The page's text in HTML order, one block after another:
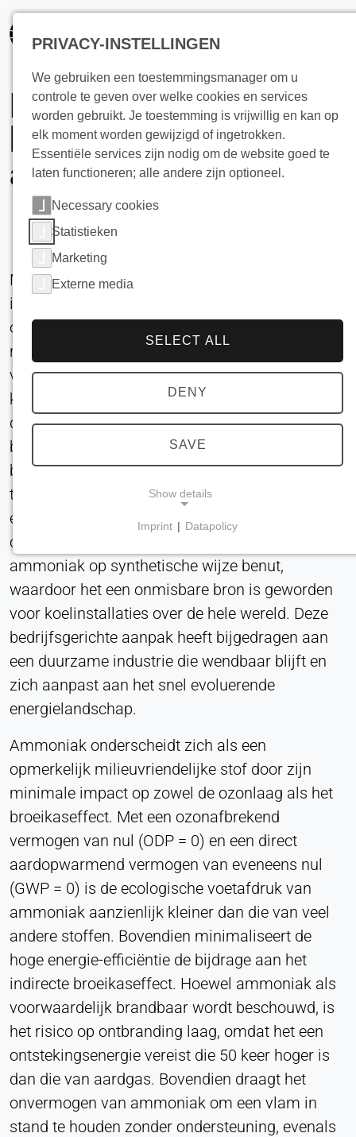
Natuurlijk
koelmiddel
ammoniak
Meer dan een eeuw van innovatie binnen de
industriële koeltechnologie heeft geleid tot het
overheersende gebruik van ammoniak als
natuurlijk koudemiddel, waardoor het een
vertrouwde en betrouwbare keuze is. Dit
kleurloze gas, dat de koelaanduiding R717
draagt, heeft een sterk prikkelende geur en
beschikt over unieke eigenschappen die worden
bereikt door subtiele veranderingen in de
thermische energie. Door gebruik te maken van
een proces van vloeibaar maken door druk uit te
oefenen, zijn de efficiëntie en effectiviteit van
ammoniak op synthetische wijze benut,
waardoor het een onmisbare bron is geworden
voor koelinstallaties over de hele wereld. Deze
bedrijfsgerichte aanpak heeft bijgedragen aan
een duurzame industrie die wendbaar blijft en
zich aanpast aan het snel evoluerende
energielandschap.
Ammoniak onderscheidt zich als een
opmerkelijk milieuvriendelijke stof door zijn
minimale impact op zowel de ozonlaag als het
broeikaseffect. Met een ozonafbrekend
vermogen van nul (ODP = 0) en een direct
aardopwarmend vermogen van eveneens nul
(GWP = 0) is de ecologische voetafdruk van
ammoniak aanzienlijk kleiner dan die van veel
andere stoffen. Bovendien minimaliseert de
hoge energie-efficiëntie de bijdrage aan het
indirecte broeikaseffect. Hoewel ammoniak als
voorwaardelijk brandbaar wordt beschouwd, is
het risico op ontbranding laag, omdat het een
ontstekingsenergie vereist die 50 keer hoger is
dan die van aardgas. Bovendien draagt het
onvermogen van ammoniak om een vlam in
stand te houden zonder ondersteuning, evenals
PRIVACY-INSTELLINGEN
We gebruiken een toestemmingsmanager om u
controle te geven over welke cookies en services
worden gebruikt. Je toestemming is vrijwillig en kan op
elk moment worden gewijzigd of ingetrokken.
Essentiële services zijn nodig om de website goed te
laten functioneren; alle andere zijn optioneel.
Necessary cookies
Statistieken
Marketing
Externe media
SELECT ALL
DENY
SAVE
Show details
Vereist voor de kernfunctionaliteit van de website,
zoals navigatie en het opslaan van
privacyvoorkeuren. Deze cookies kunnen niet
worden uitgeschakeld.
cookie_toestemming
Name:
toestemming
Provider:
Heat Transfer Technology
Purpose:
Slaat uw privacy-instellingen op
Cookie duration:
1 jaar
STATISTIEKEN
Gebruikt om te begrijpen hoe de website wordt
gebruikt en om de prestaties en bruikbaarheid te
verbeteren. Gegevens worden anoniem verwerkt.
Matomo
Heat Transfer Technology
Statistieken
Imprint | Datapolicy